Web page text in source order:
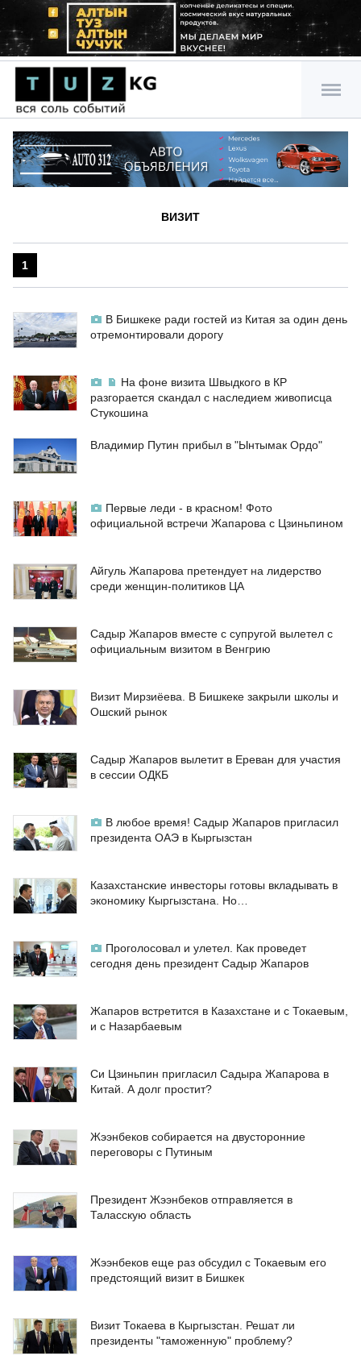
ВИЗИТ
1
В Бишкеке ради гостей из Китая за один день
отремонтировали дорогу
На фоне визита Швыдкого в КР
разгорается скандал с наследием живописца
Стукошина
Владимир Путин прибыл в "Ынтымак Ордо"
Первые леди - в красном! Фото
официальной встречи Жапарова с Цзиньпином
Айгуль Жапарова претендует на лидерство
среди женщин-политиков ЦА
Садыр Жапаров вместе с супругой вылетел с
официальным визитом в Венгрию
Визит Мирзиёева. В Бишкеке закрыли школы и
Ошский рынок
Садыр Жапаров вылетит в Ереван для участия
в сессии ОДКБ
В любое время! Садыр Жапаров пригласил
президента ОАЭ в Кыргызстан
Казахстанские инвесторы готовы вкладывать в
экономику Кыргызстана. Но…
Проголосовал и улетел. Как проведет
сегодня день президент Садыр Жапаров
Жапаров встретится в Казахстане и с Токаевым,
и с Назарбаевым
Си Цзиньпин пригласил Садыра Жапарова в
Китай. А долг простит?
Жээнбеков собирается на двусторонние
переговоры с Путиным
Президент Жээнбеков отправляется в
Таласскую область
Жээнбеков еще раз обсудил с Токаевым его
предстоящий визит в Бишкек
Визит Токаева в Кыргызстан. Решат ли
президенты "таможенную" проблему?